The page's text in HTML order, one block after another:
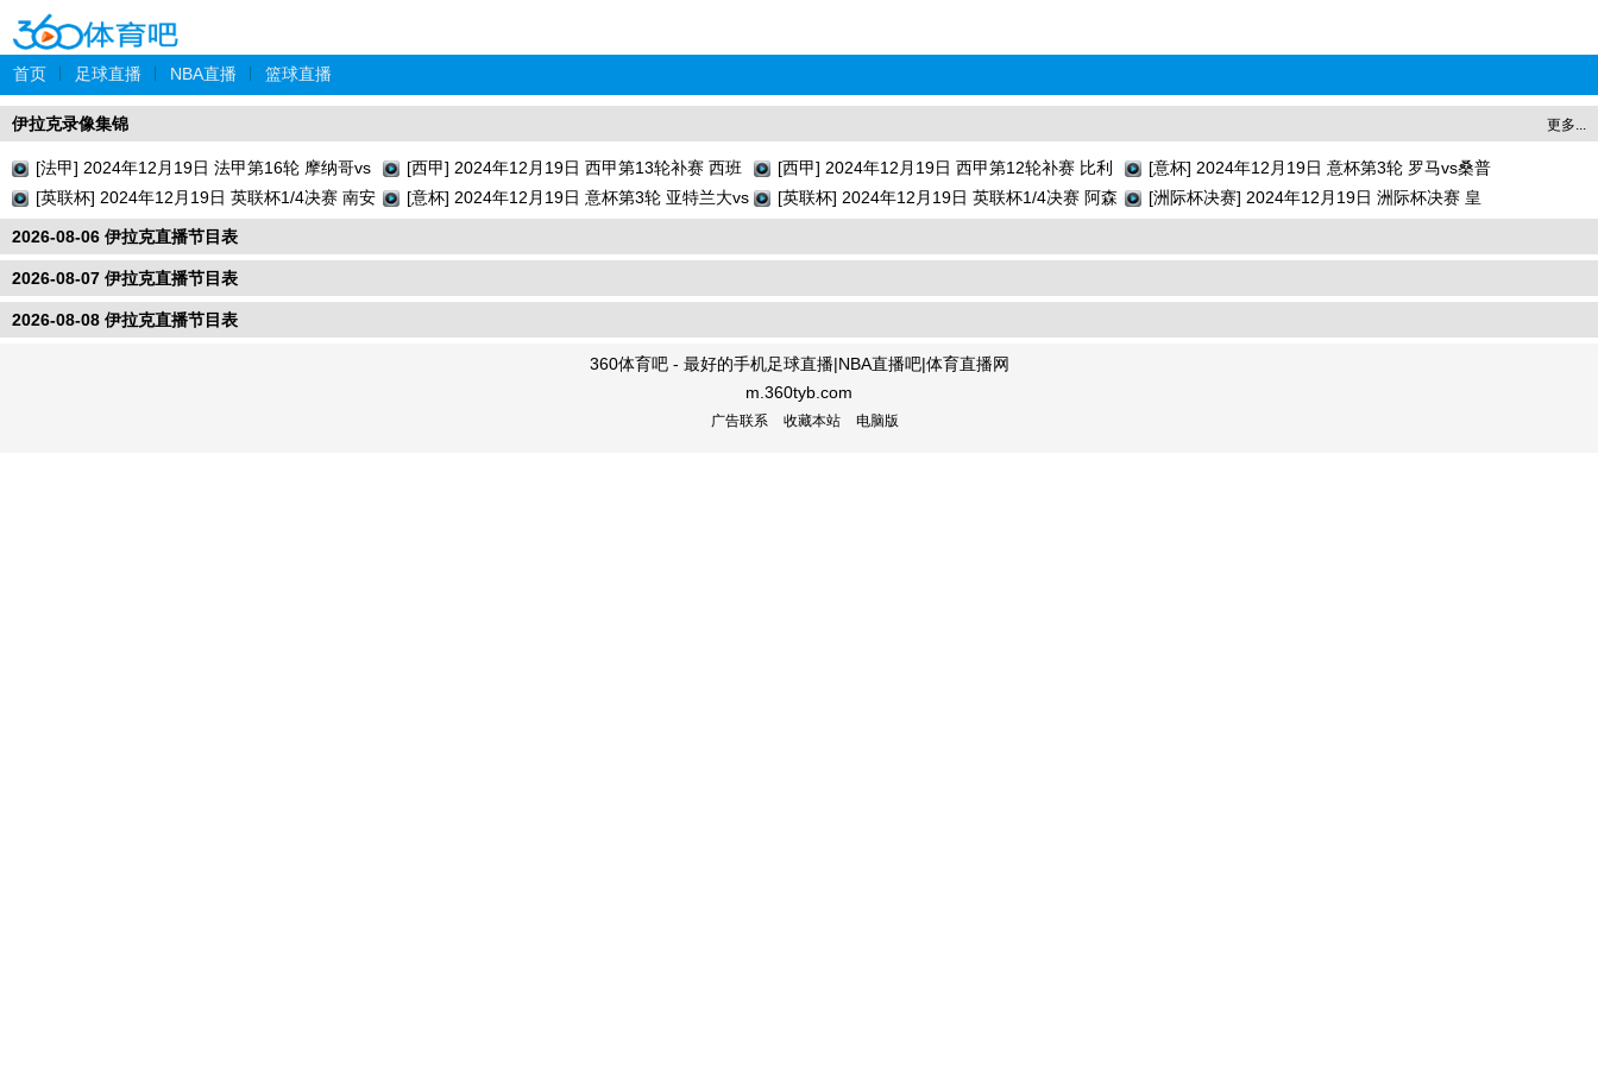
首页 足球直播 NBA直播 篮球直播
更多...
伊拉克录像集锦
[法甲] 2024年12月19日 法甲第16轮 摩纳哥vs
巴黎圣日耳曼 全场录像回放
[西甲] 2024年12月19日 西甲第13轮补赛 西班
牙人vs瓦伦西亚 全场录像回放
[西甲] 2024年12月19日 西甲第12轮补赛 比利
亚雷亚尔vs巴列卡诺 全场录像回放
[意杯] 2024年12月19日 意杯第3轮 罗马vs桑普
多利亚 全场录像回放
[英联杯] 2024年12月19日 英联杯1/4决赛 南安
普顿vs利物浦 全场录像回放
[意杯] 2024年12月19日 意杯第3轮 亚特兰大vs
[英联杯] 2024年12月19日 英联杯1/4决赛 阿森
[洲际杯决赛] 2024年12月19日 洲际杯决赛 皇
2026-08-06 伊拉克直播节目表
2026-08-07 伊拉克直播节目表
2026-08-08 伊拉克直播节目表
360体育吧 - 最好的手机足球直播|NBA直播吧|体育直播网
m.360tyb.com
广告联系 收藏本站 电脑版